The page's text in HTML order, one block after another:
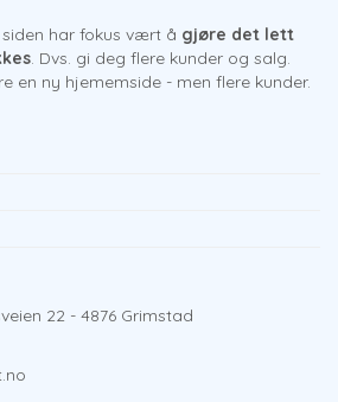
har fokus vært å gjøre det lett
. Dvs. gi deg flere kunder og salg.
en ny hjememside - men flere kunder.
22 - 4876 Grimstad